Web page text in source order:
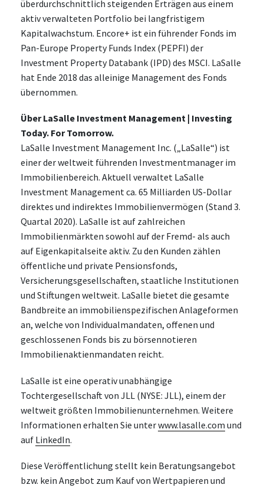
überdurchschnittlich steigenden Erträgen aus einem
aktiv verwalteten Portfolio bei langfristigem
Kapitalwachstum. Encore+ ist ein führender Fonds im
Pan-Europe Property Funds Index (PEPFI) der
Investment Property Databank (IPD) des MSCI. LaSalle
hat Ende 2018 das alleinige Management des Fonds
übernommen.
Über LaSalle Investment Management | Investing
Today. For Tomorrow.
LaSalle Investment Management Inc. („LaSalle“) ist
einer der weltweit führenden Investmentmanager im
Immobilienbereich. Aktuell verwaltet LaSalle
Investment Management ca. 65 Milliarden US-Dollar
direktes und indirektes Immobilienvermögen (Stand 3.
Quartal 2020). LaSalle ist auf zahlreichen
Immobilienmärkten sowohl auf der Fremd- als auch
auf Eigenkapitalseite aktiv. Zu den Kunden zählen
öffentliche und private Pensionsfonds,
Versicherungsgesellschaften, staatliche Institutionen
und Stiftungen weltweit. LaSalle bietet die gesamte
Bandbreite an immobilienspezifischen Anlageformen
an, welche von Individualmandaten, offenen und
geschlossenen Fonds bis zu börsennotieren
Immobilienaktienmandaten reicht.
LaSalle ist eine operativ unabhängige
Tochtergesellschaft von JLL (NYSE: JLL), einem der
weltweit größten Immobilienunternehmen. Weitere
Informationen erhalten Sie unterwww.lasalle.com und
auf LinkedIn.
Diese Veröffentlichung stellt kein Beratungsangebot
bzw. kein Angebot zum Kauf von Wertpapieren und